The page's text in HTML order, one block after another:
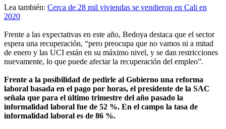
Lea también: Cerca de 28 mil viviendas se vendieron en Cali en
2020
Frente a las expectativas en este año, Bedoya destaca que el sector
espera una recuperación, “pero preocupa que no vamos ni a mitad
de enero y las UCI están en su máximo nivel, y se dan restricciones
nuevamente, lo que puede afectar la recuperación del empleo”.
Frente a la posibilidad de pedirle al Gobierno una reforma
laboral basada en el pago por horas, el presidente de la SAC
señala que para el último trimestre del año pasado la
informalidad laboral fue de 52 %. En el campo la tasa de
informalidad laboral es de 86 %.